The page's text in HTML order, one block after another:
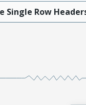
Single Row